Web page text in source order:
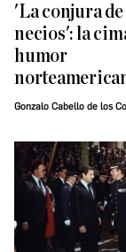
'La conjura de
necios': la
humor
Gonzalo Cabello de los